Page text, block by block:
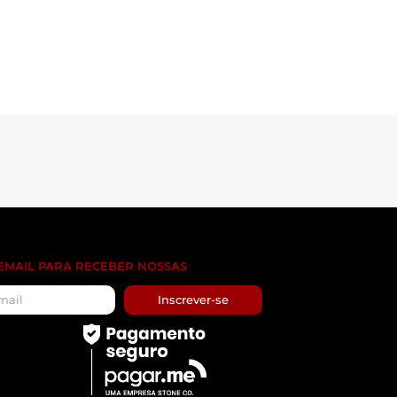
PARA RECEBER NOSSAS
Inscrever-se